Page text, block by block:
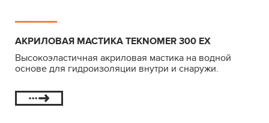
АКРИЛОВАЯ МАСТИКА TEKNOMER 300 EX
Высокоэластичная акриловая мастика на водной
основе для гидроизоляции внутри и снаружи.